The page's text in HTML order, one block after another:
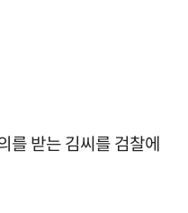
를 받는 김씨를 검찰에